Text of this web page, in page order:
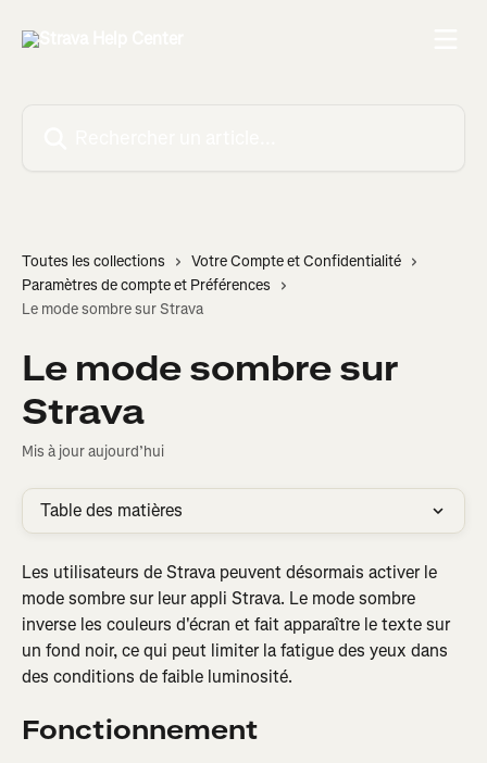
Toutes les collections
Votre Compte et Confidentialité
Paramètres de compte et Préférences
Le mode sombre sur Strava
Le mode sombre sur
Strava
Mis à jour aujourd’hui
Table des matières
Les utilisateurs de Strava peuvent désormais activer le
mode sombre sur leur appli Strava. Le mode sombre
inverse les couleurs d'écran et fait apparaître le texte sur
un fond noir, ce qui peut limiter la fatigue des yeux dans
des conditions de faible luminosité.
Fonctionnement